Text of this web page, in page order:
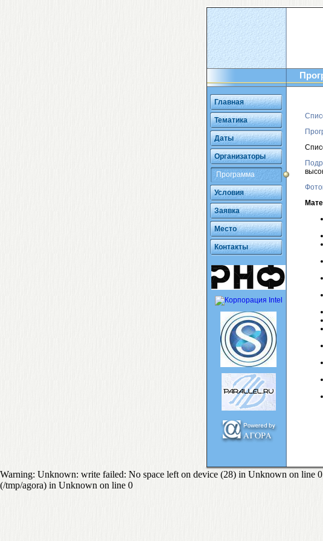
Главная
Тематика
Даты
Организаторы
Программа
Условия
Заявка
Место
Контакты
Warning: Unknown: write failed: No space left on device (28) in Unknown on line
(/tmp/agora) in Unknown on line 0